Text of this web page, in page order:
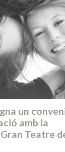
un
amb la
Teatre